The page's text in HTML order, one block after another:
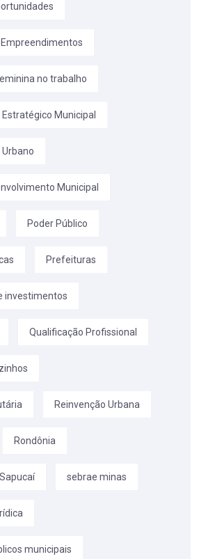
no trabalho
Municipal
Municipal
Poder Público
Prefeituras
investimentos
Qualificação Profissional
Reinvenção Urbana
Rondônia
sebrae minas
municipais